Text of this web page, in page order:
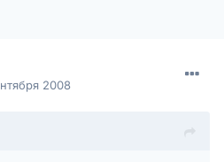
2008